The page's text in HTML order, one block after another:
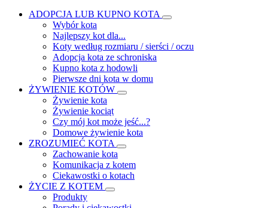
ADOPCJA LUB KUPNO KOTA
Wybór kota
Najlepszy kot dla...
Koty według rozmiaru / sierści / oczu
Adopcja kota ze schroniska
Kupno kota z hodowli
Pierwsze dni kota w domu
ŻYWIENIE KOTÓW
Żywienie kota
Żywienie kociąt
Czy mój kot może jeść...?
Domowe żywienie kota
ZROZUMIEĆ KOTA
Zachowanie kota
Komunikacja z kotem
Ciekawostki o kotach
ŻYCIE Z KOTEM
Produkty